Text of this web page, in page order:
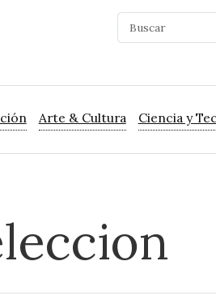
Arte & Cultura Ciencia y